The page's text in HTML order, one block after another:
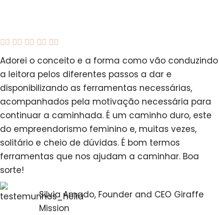
    
Adorei o conceito e a forma como vão conduzindo
a leitora pelos diferentes passos a dar e
disponibilizando as ferramentas necessárias,
acompanhados pela motivação necessária para
continuar a caminhada. É um caminho duro, este
do empreendorismo feminino e, muitas vezes,
solitário e cheio de dúvidas. É bom termos
ferramentas que nos ajudam a caminhar. Boa
sorte!
Silvia Amado, Founder and CEO Giraffe
Mission